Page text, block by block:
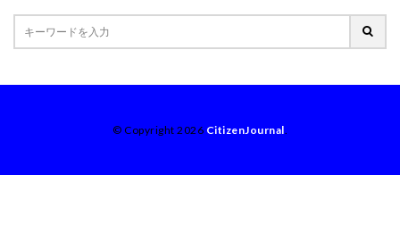
© Copyright 2026 CitizenJournal